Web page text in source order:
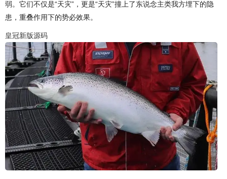
弱。它们不仅是“天灾”，更是“天灾”撞上了东说念主类我方埋下的隐
患，重叠作用下的势必效果。
皇冠新版源码